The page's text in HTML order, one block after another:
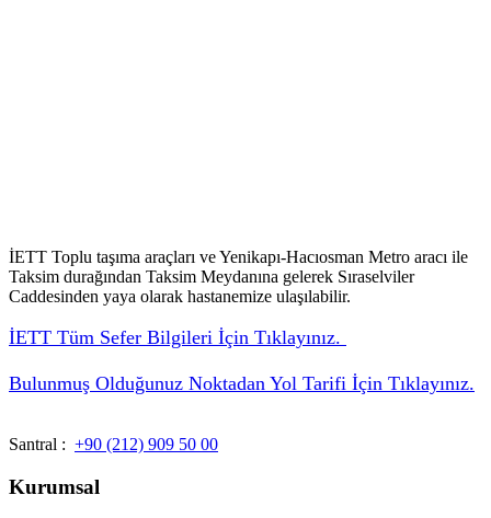
İETT Toplu taşıma araçları ve Yenikapı-Hacıosman Metro aracı ile
Taksim durağından Taksim Meydanına gelerek Sıraselviler
Caddesinden yaya olarak hastanemize ulaşılabilir.
İETT Tüm Sefer Bilgileri İçin Tıklayınız.
Bulunmuş Olduğunuz Noktadan Yol Tarifi İçin Tıklayınız.
Santral : +90 (212) 909 50 00
Kurumsal